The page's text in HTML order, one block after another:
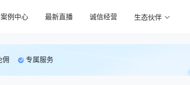
案例中心 最新直播 诚信经营 生态伙伴
佣 专属服务